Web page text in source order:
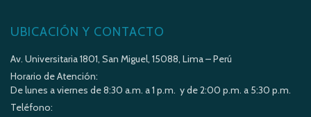
UBICACIÓN Y CONTACTO
Av. Universitaria 1801, San Miguel, 15088, Lima – Perú
Horario de Atención:
De lunes a viernes de 8:30 a.m. a 1 p.m. y de 2:00 p.m. a 5:30 p.m.
Teléfono: